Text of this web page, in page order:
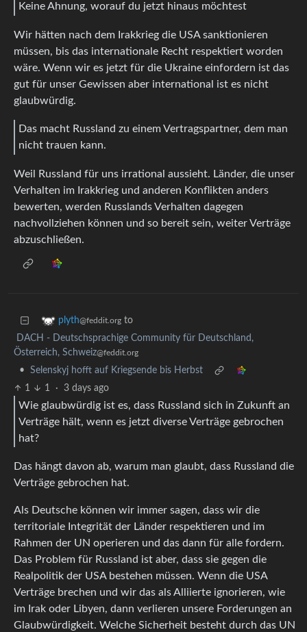
Keine Ahnung, worauf du jetzt hinaus möchtest
Wir hätten nach dem Irakkrieg die USA sanktionieren
müssen, bis das internationale Recht respektiert worden
wäre. Wenn wir es jetzt für die Ukraine einfordern ist das
gut für unser Gewissen aber international ist es nicht
glaubwürdig.
Das macht Russland zu einem Vertragspartner, dem man
nicht trauen kann.
Weil Russland für uns irrational aussieht. Länder, die unser
Verhalten im Irakkrieg und anderen Konflikten anders
bewerten, werden Russlands Verhalten dagegen
nachvollziehen können und so bereit sein, weiter Verträge
abzuschließen.
plyth@feddit.org to
DACH - Deutschsprachige Community für Deutschland,
Österreich, Schweiz@feddit.org
•
Selenskyj hofft auf Kriegsende bis Herbst
1
1 · 3 days ago
Wie glaubwürdig ist es, dass Russland sich in Zukunft an
Verträge hält, wenn es jetzt diverse Verträge gebrochen
hat?
Das hängt davon ab, warum man glaubt, dass Russland die
Verträge gebrochen hat.
Als Deutsche können wir immer sagen, dass wir die
territoriale Integrität der Länder respektieren und im
Rahmen der UN operieren und das dann für alle fordern.
Das Problem für Russland ist aber, dass sie gegen die
Realpolitik der USA bestehen müssen. Wenn die USA
Verträge brechen und wir das als Alliierte ignorieren, wie
im Irak oder Libyen, dann verlieren unsere Forderungen an
Glaubwürdigkeit. Welche Sicherheit besteht durch das UN